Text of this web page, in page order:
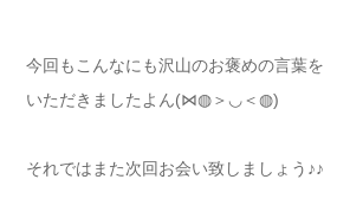
今回もこんなにも沢山のお褒めの言葉を
いただきましたよん(⋈◍＞◡＜◍)
それではまた次回お会い致しましょう♪♪